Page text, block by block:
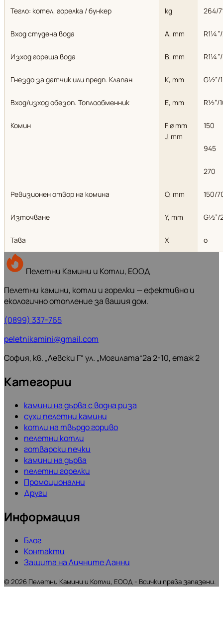
Тегло: котел, горелка / бункер kg 264/
Вход студена вода A, mm
Изход гореща вода B, mm
Гнездо за датчик или предп. Клапан К, mm G½”/
Вход/изход обезоп. Топлообменник Е, mm R½”/
Комин
F ø mm
J, mm
150
945
270
Ревизионен отвор на комина O, mm 150/
Източване Y, mm G½”/
Тава X о
Пелетни Камини и Котли, ЕООД
Пелетни камини, котли и горелки — ефективно и
екологично отопление за вашия дом.
(0899) 337-765
peletnikamini@gmail.com
София, кв. „Левски Г“ ул. „Могилата“2а 2-10, етаж 2
Категории
камини на дърва с водна риза
сухи пелетни камини
котли на твърдо гориво
пелетни котли
готварски печки
камини на дърва
пелетни горелки
Промоционални
Други
Информация
Блог
Контакти
Защита на Личните Данни
© 2026 Пелетни Камини и Котли, ЕООД - Всички права запазени.